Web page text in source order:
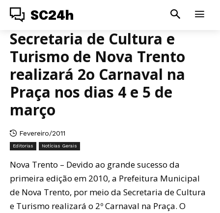
SC24h
Secretaria de Cultura e
Turismo de Nova Trento
realizará 2o Carnaval na
Praça nos dias 4 e 5 de
março
Fevereiro/2011
Editorias Notícias Gerais
Nova Trento – Devido ao grande sucesso da
primeira edição em 2010, a Prefeitura Municipal
de Nova Trento, por meio da Secretaria de Cultura
e Turismo realizará o 2º Carnaval na Praça. O